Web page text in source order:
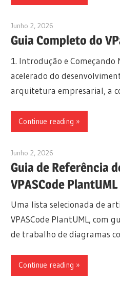
Junho 2, 2026
Guia Completo do
1. Introdução e Começando
acelerado do
arquitetura empresarial, a
Continue reading
Junho 2, 2026
Guia de Referência
VPASCode PlantUML
Uma lista selecionada de
VPASCode PlantUML, com
de trabalho de diagramas
Continue reading